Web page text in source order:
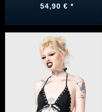
54,90 € *